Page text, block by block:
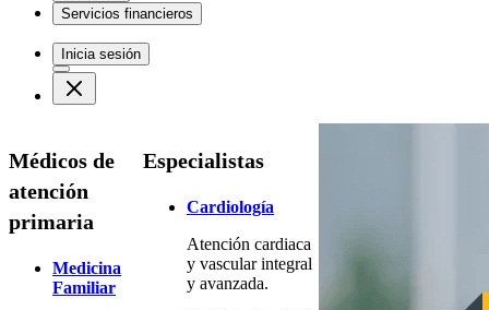
Servicios financieros
Inicia sesión
Médicos de
atención
primaria
Medicina
Familiar
Especialistas
Cardiología
Atención cardiaca
y vascular integral
y avanzada.